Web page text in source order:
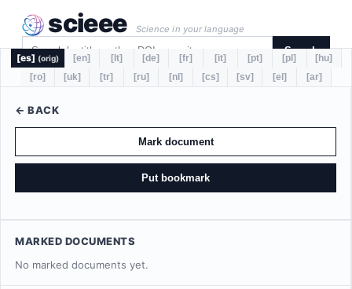
scieee Science in your language
Search
[es] (orig) [en] [lt] [de] [fr] [it] [pt] [pl]
[hu]
[ro]
[uk] [tr] [ru] [nl] [cs] [sv] [el] [ar]
← BACK
Mark document
Put bookmark
MARKED DOCUMENTS
No marked documents yet.